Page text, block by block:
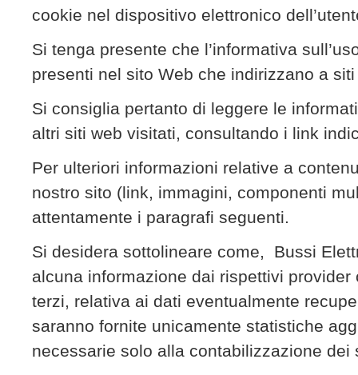
cookie nel dispositivo elettronico
Si tenga presente che l’informativa
presenti nel sito Web che indirizzano a
Si consiglia pertanto di leggere le
altri siti web visitati, consultando i link
Per ulteriori informazioni relative a
nostro sito (link, immagini, componenti
attentamente i paragrafi seguenti.
Si desidera sottolineare come, Bussi
alcuna informazione dai rispettivi
terzi, relativa ai dati eventualmente
saranno fornite unicamente statistiche
necessarie solo alla contabilizzazione